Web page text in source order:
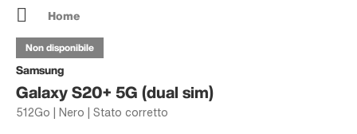
Home
Samsung
Galaxy S20+ 5G (dual sim)
512Go | Nero | Stato corretto
Non disponibile